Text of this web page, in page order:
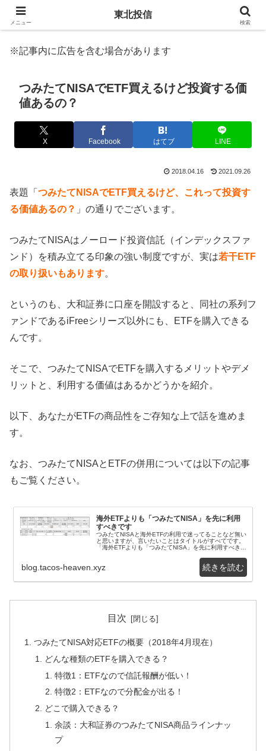
※記事内に広告を含む場合があります
つみたてNISAでETF買えるけど投資する価
値あるの？
X Facebook はてブ LINE
2018.04.16 2021.09.26
表題「 つみたてNISAでETF買えるけど、これって投資す
る価値あるの？ 」の通りでございます。
つみたてNISAはノーロード投資信託（インデックスファ
ンド）を積み立てる印象の強い制度ですが、実は若干ETF
の取り扱いもあります。
というのも、大和証券に口座を開設すると、同社の系列フ
ァンドであるiFreeシリーズ以外にも、ETFを購入できる
んです。
そこで、つみたてNISAでETFを購入するメリットやデメ
リットと、利用する価値はあるかどうかを紹介。
以下、あなたがETFの商品性をご存知な上で話を進めま
す。
なお、つみたてNISAとETFの併用については以下の記事
もご覧ください。
海外ETFよりも「つみたてNISA」を先に利用
すべきです
つみたてNISAと海外ETFの利用で迷ってることなど無い
と思いますが、言いたいことはタイトルがすべてです。
「海外ETFよりも「つみたてNISA」を先に利用すべきで
blog.tacos-heaven.xyz
目次
つみたてNISA対応ETFの概要（2018年4月現在）
どんな種類のETFを購入できる？
特徴1：ETFなので信託報酬が低い！
特徴2：ETFなので分配金が出る！
どこで購入できる？
余談：大和証券のつみたてNISA商品ラインナッ
プ
メニュー
東北投信
検索